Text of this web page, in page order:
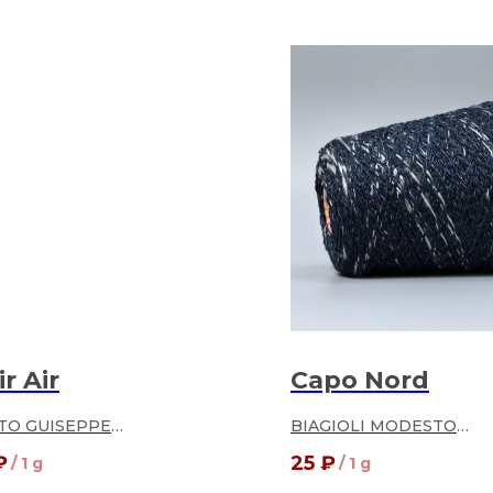
Air
GUISEPPE
/ 1 g
Capo Nord
BIAGIOLI MODESTO
1% па
25 ₽/ 1 g